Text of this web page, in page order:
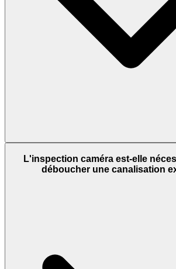
L'inspection caméra est-elle
déboucher une canalisation